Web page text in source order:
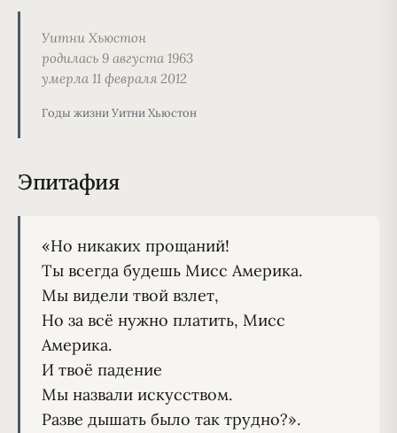
Уитни Хьюстон
родилась 9 августа 1963
умерла 11 февраля 2012
Годы жизни Уитни Хьюстон
Эпитафия
«Но никаких прощаний!
Ты всегда будешь Мисс Америка.
Мы видели твой взлет,
Но за всё нужно платить, Мисс
Америка.
И твоё падение
Мы назвали искусством.